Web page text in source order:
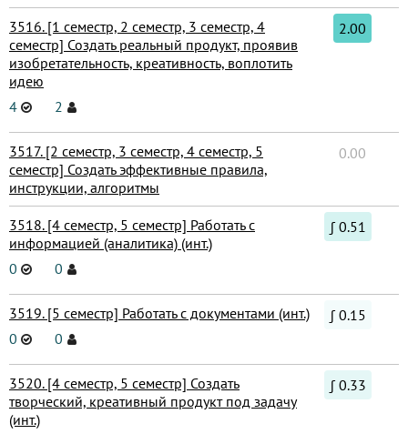
3516. [1 семестр, 2 семестр, 3 семестр, 4
семестр] Создать реальный продукт, проявив
изобретательность, креативность, воплотить
идею
4
2
2.00
3517. [2 семестр, 3 семестр, 4 семестр, 5
семестр] Создать эффективные правила,
инструкции, алгоритмы
0.00
3518. [4 семестр, 5 семестр] Работать с
информацией (аналитика) (инт.)
0
0
∫ 0.51
3519. [5 семестр] Работать с документами (инт.)
0
0
∫ 0.15
3520. [4 семестр, 5 семестр] Создать
творческий, креативный продукт под задачу
(инт.)
∫ 0.33